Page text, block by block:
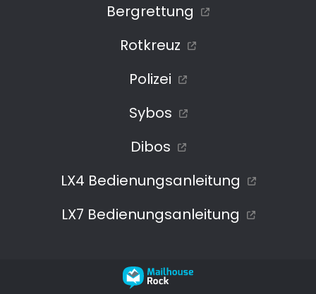
Bergrettung
Rotkreuz
Polizei
Sybos
Dibos
LX4 Bedienungsanleitung
LX7 Bedienungsanleitung